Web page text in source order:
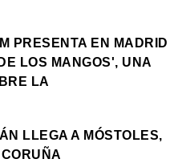
PRESENTA EN MADRID
LOS MANGOS', UNA
LA
LLEGA A MÓSTOLES,